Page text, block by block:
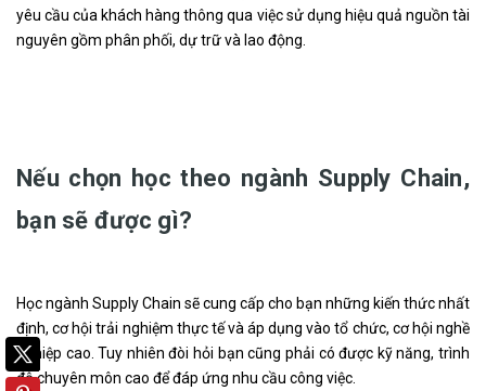
yêu cầu của khách hàng thông qua việc sử dụng hiệu quả nguồn tài
nguyên gồm phân phối, dự trữ và lao động.
Nếu chọn học theo ngành Supply Chain,
bạn sẽ được gì?
Học ngành Supply Chain sẽ cung cấp cho bạn những kiến thức nhất
định, cơ hội trải nghiệm thực tế và áp dụng vào tổ chức, cơ hội nghề
nghiệp cao. Tuy nhiên đòi hỏi bạn cũng phải có được kỹ năng, trình
độ chuyên môn cao để đáp ứng nhu cầu công việc.